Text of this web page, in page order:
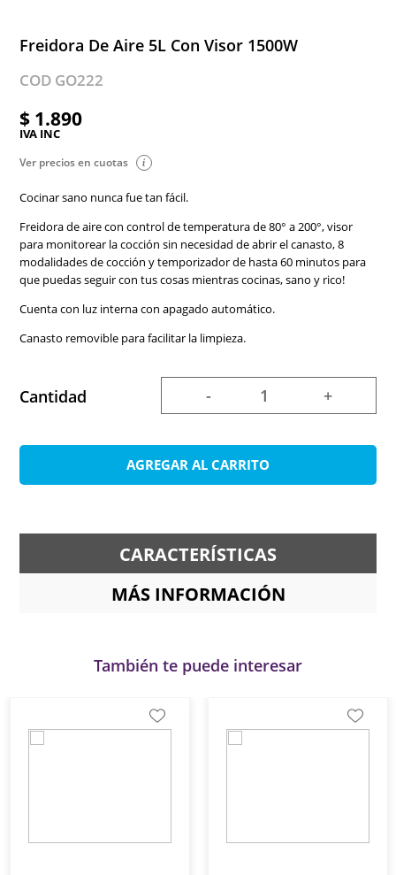
Freidora De Aire 5L Con Visor 1500W
COD GO222
$ 1.890
IVA INC
Ver precios en cuotas
Cocinar sano nunca fue tan fácil.
Freidora de aire con control de temperatura de 80° a 200°, visor
para monitorear la cocción sin necesidad de abrir el canasto, 8
modalidades de cocción y temporizador de hasta 60 minutos para
que puedas seguir con tus cosas mientras cocinas, sano y rico!
Cuenta con luz interna con apagado automático.
Canasto removible para facilitar la limpieza.
Cantidad - +
AGREGAR AL CARRITO
CARACTERÍSTICAS
MÁS INFORMACIÓN
También te puede interesar